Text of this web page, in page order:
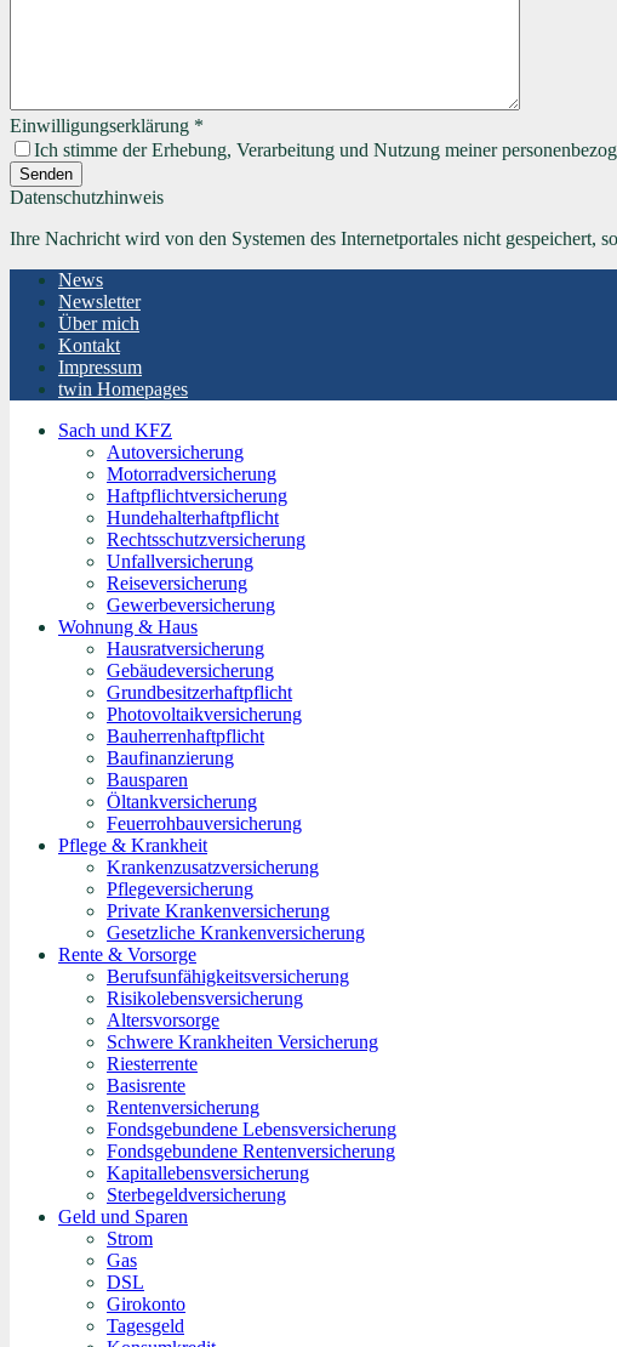
Einwilligungserklärung *
Ich stimme der Erhebung, Verarbeitung und Nutzung meiner
Senden
Datenschutzhinweis
Ihre Nachricht wird von den Systemen des Internetportales nicht gespeichert,
News
Newsletter
Über mich
Kontakt
Impressum
twin Homepages
Sach und KFZ
Autoversicherung
Motorradversicherung
Haftpflichtversicherung
Hundehalterhaftpflicht
Rechtsschutzversicherung
Unfallversicherung
Reiseversicherung
Gewerbeversicherung
Wohnung & Haus
Hausratversicherung
Gebäudeversicherung
Grundbesitzerhaftpflicht
Photovoltaikversicherung
Bauherrenhaftpflicht
Baufinanzierung
Bausparen
Öltankversicherung
Feuerrohbauversicherung
Pflege & Krankheit
Krankenzusatzversicherung
Pflegeversicherung
Private Krankenversicherung
Gesetzliche Krankenversicherung
Rente & Vorsorge
Berufs­unfähigkeitsversicherung
Risikolebensversicherung
Altersvorsorge
Schwere Krankheiten Versicherung
Riesterrente
Basisrente
Rentenversicherung
Fondsgebundene Lebensversicherung
Fondsgebundene Rentenversicherung
Kapitallebensversicherung
Sterbegeldversicherung
Geld und Sparen
Strom
Gas
DSL
Girokonto
Tagesgeld